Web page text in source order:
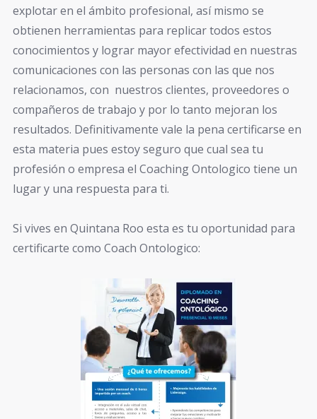
explotar en el ámbito profesional, así mismo se
obtienen herramientas para replicar todos estos
conocimientos y lograr mayor efectividad en nuestras
comunicaciones con las personas con las que nos
relacionamos, con nuestros clientes, proveedores o
compañeros de trabajo y por lo tanto mejoran los
resultados. Definitivamente vale la pena certificarse en
esta materia pues estoy seguro que cual sea tu
profesión o empresa el Coaching Ontologico tiene un
lugar y una respuesta para ti.
Si vives en Quintana Roo esta es tu oportunidad para
certificarte como Coach Ontologico: